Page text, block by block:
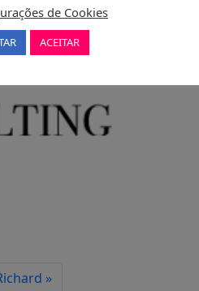
de Cookies
ACEITAR